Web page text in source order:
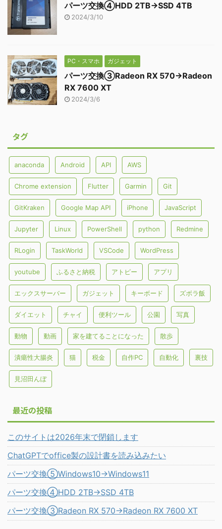
パーツ交換④HDD 2TB→SSD 4TB
2024/3/10
PC・スマホ ガジェット
パーツ交換③Radeon RX 570→Radeon
RX 7600 XT
2024/3/6
タグ
anaconda Android API AWS
Chrome extension Flutter Garmin Git
GitKraken Google Map API iPhone JavaScript
Jupyter Linux PowerShell python Redmine
RLogin TaskWorld VSCode WordPress
youtube ふるさと納税 アトピー アプリ
エックスサーバー ガジェット キーボード ズボラ飯
ダイエット チャイ 便利ツール 公園 写真
動物 動画 家を建てることになった 散歩
潰瘍性大腸炎 猫 税金 自作PC 自動化 裏技
見沼田んぼ
最近の投稿
このサイトは2026年末で閉鎖します
ChatGPTでoffice製の設計書を読み込みたい
パーツ交換⑤Windows10→Windows11
パーツ交換④HDD 2TB→SSD 4TB
パーツ交換③Radeon RX 570→Radeon RX 7600 XT